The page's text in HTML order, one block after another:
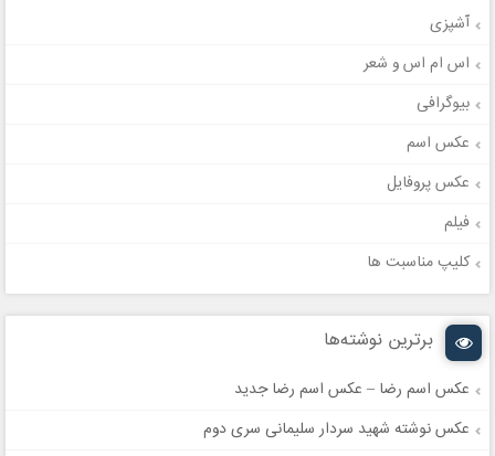
آشپزی
اس ام اس و شعر
بیوگرافی
عکس اسم
عکس پروفایل
فیلم
کلیپ مناسبت ها
برترین نوشته‌ها
عکس اسم رضا – عکس اسم رضا جدید
عکس نوشته شهید سردار سلیمانی سری دوم